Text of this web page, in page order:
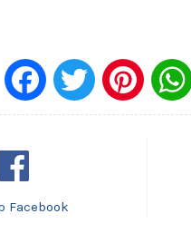
Face Twitt Pinte
Facebook